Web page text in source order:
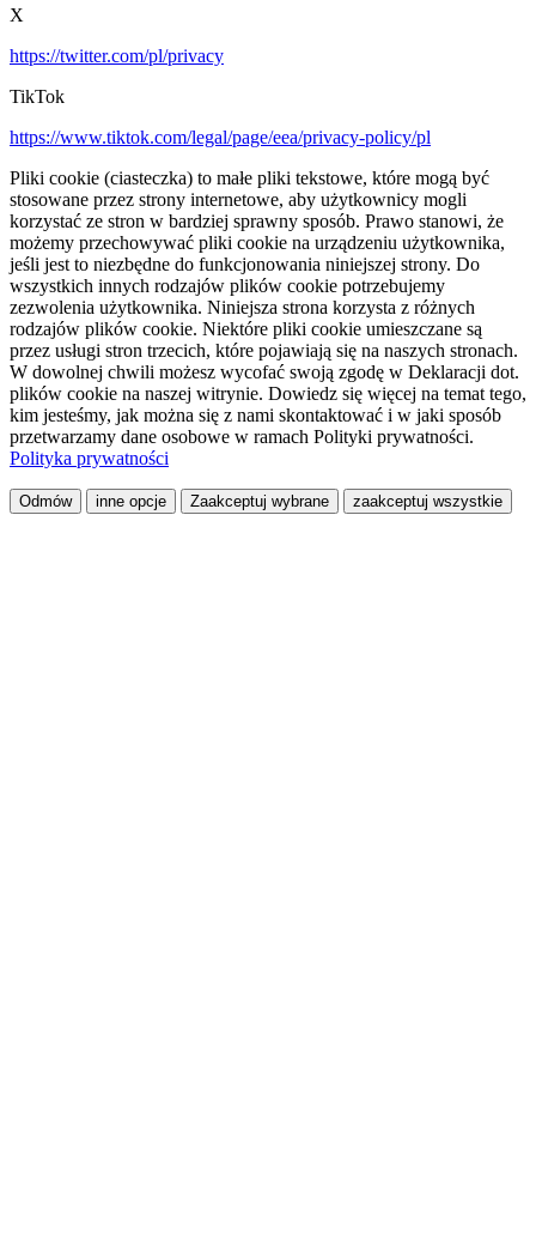
X
https://twitter.com/pl/privacy
TikTok
https://www.tiktok.com/legal/page/eea/privacy-policy/pl
Pliki cookie (ciasteczka) to małe pliki tekstowe, które mogą być
stosowane przez strony internetowe, aby użytkownicy mogli
korzystać ze stron w bardziej sprawny sposób. Prawo stanowi, że
możemy przechowywać pliki cookie na urządzeniu użytkownika,
jeśli jest to niezbędne do funkcjonowania niniejszej strony. Do
wszystkich innych rodzajów plików cookie potrzebujemy
zezwolenia użytkownika. Niniejsza strona korzysta z różnych
rodzajów plików cookie. Niektóre pliki cookie umieszczane są
przez usługi stron trzecich, które pojawiają się na naszych stronach.
W dowolnej chwili możesz wycofać swoją zgodę w Deklaracji dot.
plików cookie na naszej witrynie. Dowiedz się więcej na temat tego,
kim jesteśmy, jak można się z nami skontaktować i w jaki sposób
przetwarzamy dane osobowe w ramach Polityki prywatności.
Polityka prywatności
Odmów inne opcje Zaakceptuj wybrane zaakceptuj wszystkie